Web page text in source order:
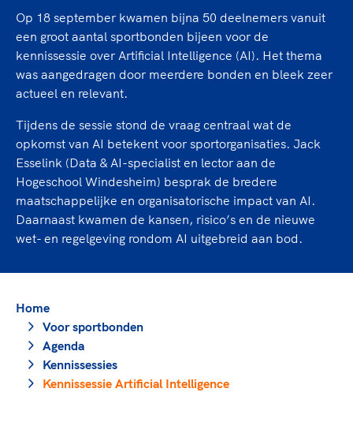
Sportonderzoek
Sportakkoord II
TeamNL kids
Olympische geschiedenis
Nieuwspagina
Columns
Sport gaat niet vanzelf
Sport verenigt. Op sportclubs, pleintjes, tijdens
de sportschool te gaan. Door samen te juichen
Veilige en integere sport
Diversiteit en inclusie
Gezonde sportomgeving
Duurzaamheid
Vitale clubs en bestuurlijk kader
Sportmatch
Clubacties
Handboek Wet- en Regelgeving
High5 Stappenplan
Ruimte voor sport
Clubondersteuning
Beroepskrachten
Kennisaanbod TeamNL Experts
TeamNL Sport Science Centre
Olympische Spelen LA28
Paralympische Spelen LA28
Europese Spelen Istanbul 2027
Topsportbeleid
Top teamsportcompetities
De TeamNL Academie
Op 18 september kwamen bijna 50 deelnemers vanuit
een groot aantal sportbonden bijeen voor de
kennissessie over Artificial Intelligence (AI). Het thema
was aangedragen door meerdere bonden en bleek zeer
actueel en relevant.
Tijdens de sessie stond de vraag centraal wat de
opkomst van AI betekent voor sportorganisaties. Jack
Esselink (Data & AI-specialist en lector aan de
Hogeschool Windesheim) besprak de bredere
maatschappelijke en organisatorische impact van AI.
Daarnaast kwamen de kansen, risico’s en de nieuwe
wet- en regelgeving rondom AI uitgebreid aan bod.
Home
Voor sportbonden
Agenda
Kennissessies
Kennissessie Artificial Intelligence